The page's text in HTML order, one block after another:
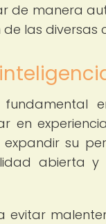
de manera
las diversas
en
su
abierta